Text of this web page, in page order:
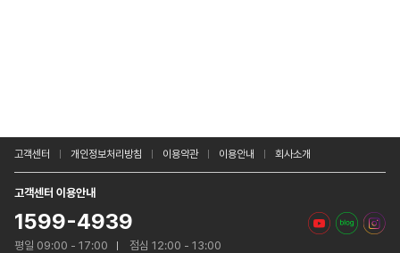
고객센터 개인정보처리방침 이용약관 이용안내 회사소개
고객센터 이용안내
1599-4939
평일 09:00 - 17:00
점심 12:00 - 13:00